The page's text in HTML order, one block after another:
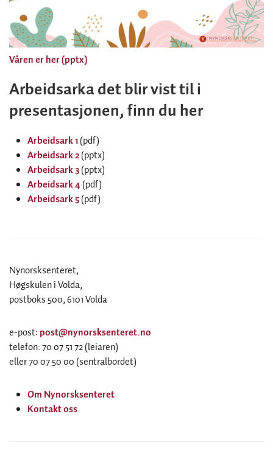
Våren er her (pptx)
Arbeidsarka det blir vist til i
presentasjonen, finn du her
Arbeidsark 1(pdf)
Arbeidsark 2(pptx)
Arbeidsark 3(pptx)
Arbeidsark 4 (pdf)
Arbeidsark 5(pdf)
Nynorsksenteret,
Høgskulen i Volda,
postboks 500, 6101 Volda
e-post: post@nynorsksenteret.no
telefon: 70 07 51 72 (leiaren)
eller 70 07 50 00 (sentralbordet)
Om Nynorsksenteret
Kontakt oss